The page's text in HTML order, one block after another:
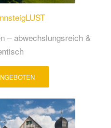
– abwechslungsreich &